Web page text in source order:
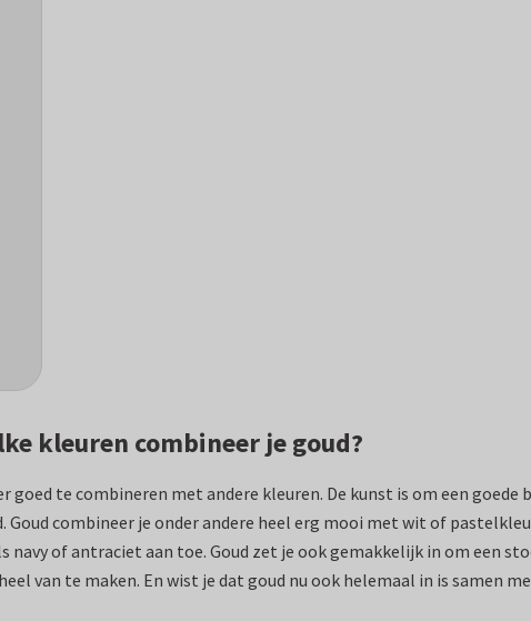
kleuren combineer je goud?
goed te combineren met andere kleuren. De kunst is om een
combineer je onder andere heel erg mooi met wit of
of antraciet aan toe. Goud zet je ook gemakkelijk in om een
van te maken. En wist je dat goud nu ook helemaal in is samen